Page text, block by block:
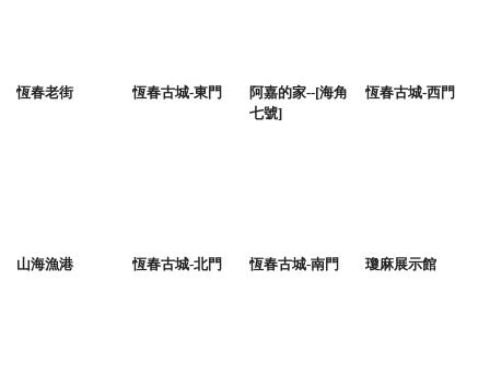
恆春老街 恆春古城-東門
阿嘉的家--[海角
七號]
恆春古城-西門
山海漁港 恆春古城-北門 恆春古城-南門 瓊麻展示館